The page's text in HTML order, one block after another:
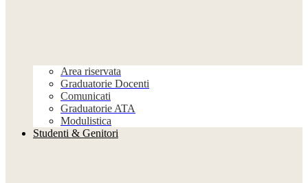
Area riservata
Graduatorie Docenti
Comunicati
Graduatorie ATA
Modulistica
Studenti & Genitori